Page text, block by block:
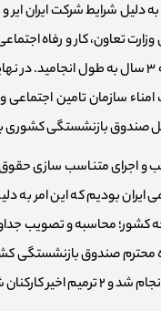
تعاون، کار و رفاه
تثبیت وضعیت جدید این صندوق
امناء سازمان تامین
بازنشستگی کشوری
بودیم که این امر به
صندوق بازنشستگی
تصویب و ابلاغ نمود.